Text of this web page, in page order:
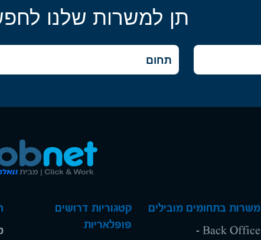
תן למשרות שלנו
משרות בתחומים מובילים
Back Office -
קטגוריות דרושים
פופלאריות